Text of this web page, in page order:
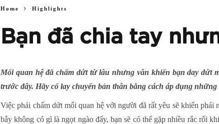
Home Highlights
Bạn đã chia tay
Mối quan hệ đã chấm dứt từ lâu nhưng vẫn khiến bạn day dứt
trước đây. Hãy cố lay chuyển bản thân bằng cách áp dụng những
Việc phải chấm dứt mối quan hệ với người đã rất yêu sẽ khiến
bẫy không có gì là ngọt ngào đấy, bạn sẽ có thể gặp nhiều rắc rối